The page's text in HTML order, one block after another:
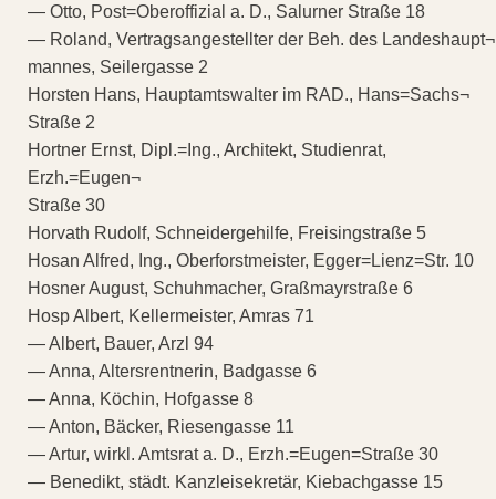
— Otto, Post=Oberoffizial a. D., Salurner Straße 18
— Roland, Vertragsangestellter der Beh. des Landeshaupt¬
mannes, Seilergasse 2
Horsten Hans, Hauptamtswalter im RAD., Hans=Sachs¬
Straße 2
Hortner Ernst, Dipl.=Ing., Architekt, Studienrat,
Erzh.=Eugen¬
Straße 30
Horvath Rudolf, Schneidergehilfe, Freisingstraße 5
Hosan Alfred, Ing., Oberforstmeister, Egger=Lienz=Str. 10
Hosner August, Schuhmacher, Graßmayrstraße 6
Hosp Albert, Kellermeister, Amras 71
— Albert, Bauer, Arzl 94
— Anna, Altersrentnerin, Badgasse 6
— Anna, Köchin, Hofgasse 8
— Anton, Bäcker, Riesengasse 11
— Artur, wirkl. Amtsrat a. D., Erzh.=Eugen=Straße 30
— Benedikt, städt. Kanzleisekretär, Kiebachgasse 15